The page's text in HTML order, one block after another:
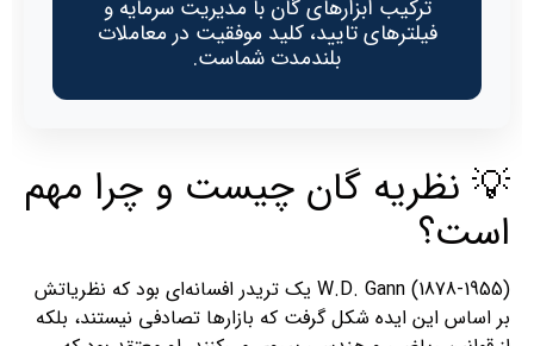
ترکیب ابزارهای گان با مدیریت سرمایه و
فیلترهای تایید، کلید موفقیت در معاملات
بلندمدت شماست.
💡 نظریه گان چیست و چرا مهم
است؟
W.D. Gann (1878-1955) یک تریدر افسانه‌ای بود که نظریاتش
بر اساس این ایده شکل گرفت که بازارها تصادفی نیستند، بلکه